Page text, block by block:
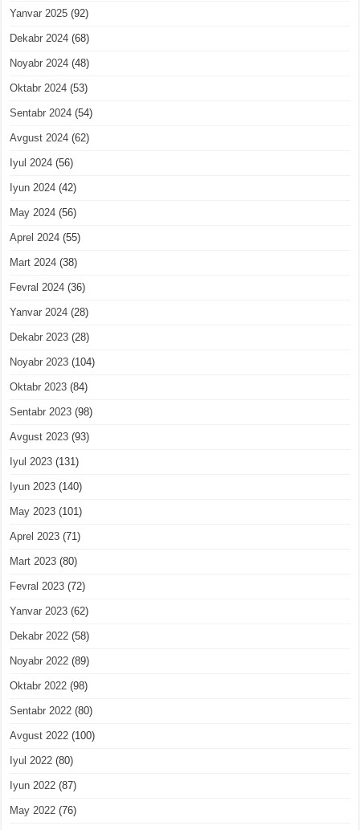
Yanvar 2025 (92)
Dekabr 2024 (68)
Noyabr 2024 (48)
Oktabr 2024 (53)
Sentabr 2024 (54)
Avgust 2024 (62)
Iyul 2024 (56)
Iyun 2024 (42)
May 2024 (56)
Aprel 2024 (55)
Mart 2024 (38)
Fevral 2024 (36)
Yanvar 2024 (28)
Dekabr 2023 (28)
Noyabr 2023 (104)
Oktabr 2023 (84)
Sentabr 2023 (98)
Avgust 2023 (93)
Iyul 2023 (131)
Iyun 2023 (140)
May 2023 (101)
Aprel 2023 (71)
Mart 2023 (80)
Fevral 2023 (72)
Yanvar 2023 (62)
Dekabr 2022 (58)
Noyabr 2022 (89)
Oktabr 2022 (98)
Sentabr 2022 (80)
Avgust 2022 (100)
Iyul 2022 (80)
Iyun 2022 (87)
May 2022 (76)